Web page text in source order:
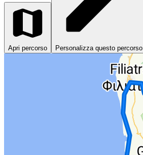
Apri percorso Personalizza questo percorso